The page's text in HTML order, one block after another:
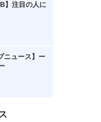
】注目の人に
ニュース】ー